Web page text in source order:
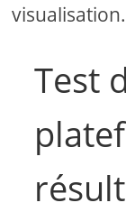
visualisation.
Test